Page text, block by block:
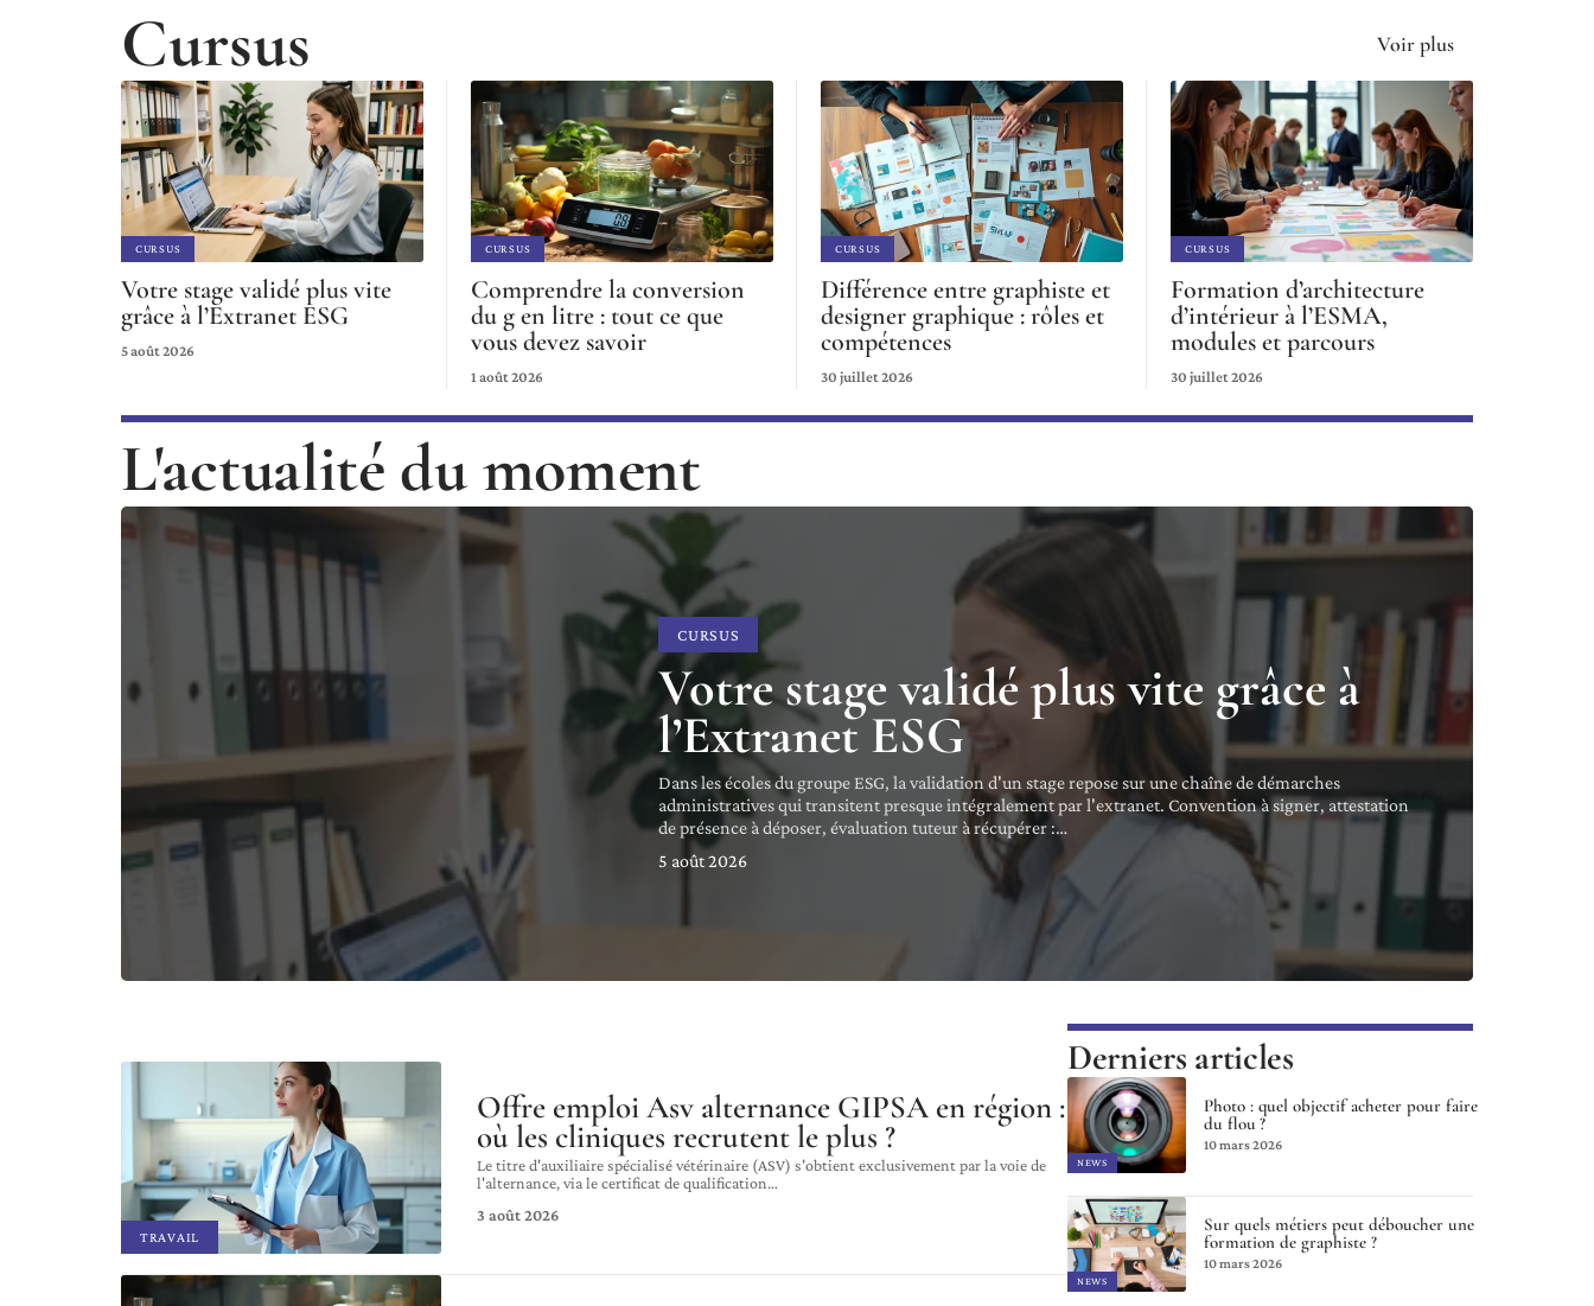
Cursus Voir plus
CURSUS
Votre stage validé plus vite
grâce à l’Extranet ESG
5 août 2026
CURSUS
Comprendre la conversion
du g en litre : tout ce que
vous devez savoir
1 août 2026
CURSUS
Différence entre graphiste et
designer graphique : rôles et
compétences
30 juillet 2026
CURSUS
Formation d’architecture
d’intérieur à l’ESMA,
modules et parcours
30 juillet 2026
L'actualité du moment
CURSUS
Votre stage validé plus vite grâce à
l’Extranet ESG
Dans les écoles du groupe ESG, la validation d'un stage repose sur une chaîne de démarches
administratives qui transitent presque intégralement par l'extranet. Convention à signer, attestation
de présence à déposer, évaluation tuteur à récupérer :…
5 août 2026
TRAVAIL
Offre emploi Asv alternance GIPSA en région :
où les cliniques recrutent le plus ?
Le titre d'auxiliaire spécialisé vétérinaire (ASV) s'obtient exclusivement par la voie de
l'alternance, via le certificat de qualification…
3 août 2026
Derniers articles
NEWS
Photo : quel objectif acheter pour faire
du flou ?
10 mars 2026
NEWS
Sur quels métiers peut déboucher une
formation de graphiste ?
10 mars 2026